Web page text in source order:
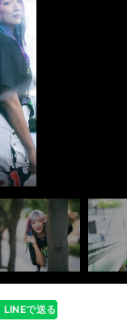
LINEで送る